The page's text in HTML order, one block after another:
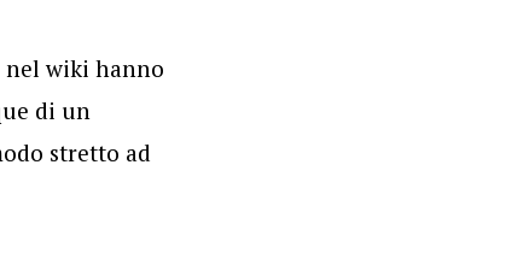
nel wiki hanno
di un
stretto ad